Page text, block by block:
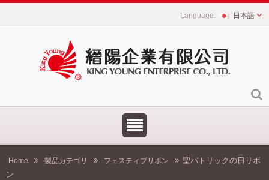
日本語
Home 製品カテゴリ フェスティブリボン
聖パトリックの日リボ
ン